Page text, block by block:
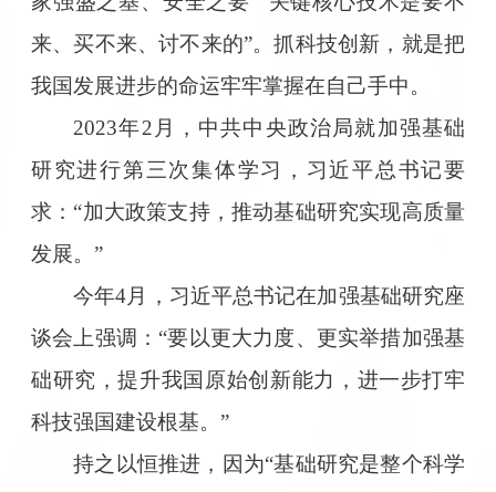
来、买不来、讨不来的”。抓科技创新，就是把
我国发展进步的命运牢牢掌握在自己手中。
2023年2月，中共中央政治局就加强基础
研究进行第三次集体学习，习近平总书记要
求：“加大政策支持，推动基础研究实现高质量
发展。”
今年4月，习近平总书记在加强基础研究座
谈会上强调：“要以更大力度、更实举措加强基
础研究，提升我国原始创新能力，进一步打牢
科技强国建设根基。”
持之以恒推进，因为“基础研究是整个科学